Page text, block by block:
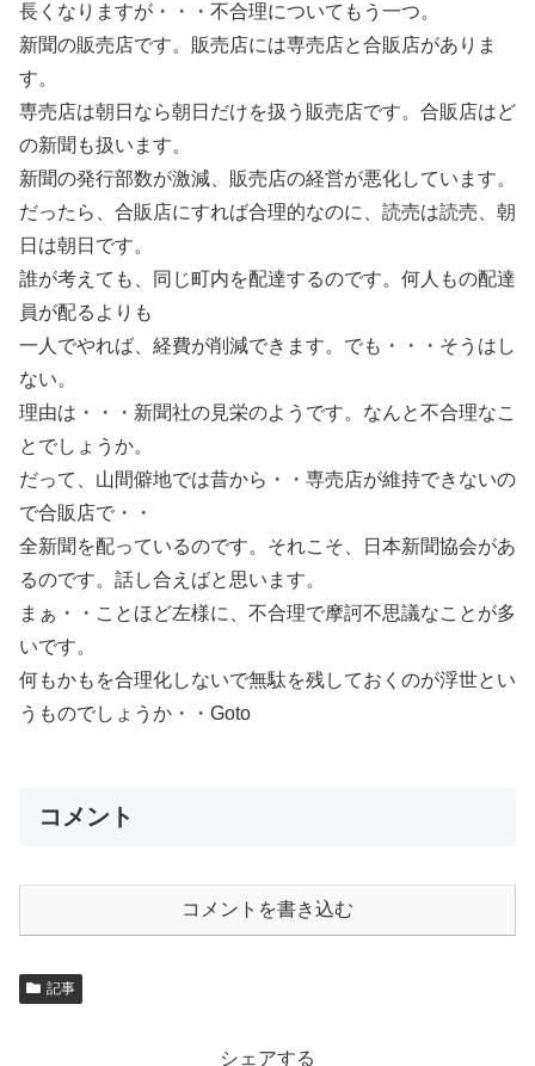
長くなりますが・・・不合理についてもう一つ。
新聞の販売店です。販売店には専売店と合販店がありま
す。
専売店は朝日なら朝日だけを扱う販売店です。合販店はど
の新聞も扱います。
新聞の発行部数が激減、販売店の経営が悪化しています。
だったら、合販店にすれば合理的なのに、読売は読売、朝
日は朝日です。
誰が考えても、同じ町内を配達するのです。何人もの配達
員が配るよりも
一人でやれば、経費が削減できます。でも・・・そうはし
ない。
理由は・・・新聞社の見栄のようです。なんと不合理なこ
とでしょうか。
だって、山間僻地では昔から・・専売店が維持できないの
で合販店で・・
全新聞を配っているのです。それこそ、日本新聞協会があ
るのです。話し合えばと思います。
まぁ・・ことほど左様に、不合理で摩訶不思議なことが多
いです。
何もかもを合理化しないで無駄を残しておくのが浮世とい
うものでしょうか・・Goto
コメント
コメントを書き込む
記事
シェアする